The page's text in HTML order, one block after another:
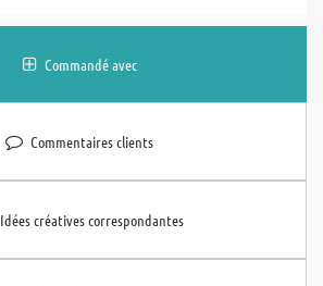
Commandé avec
Commentaires clients
Idées créatives correspondantes